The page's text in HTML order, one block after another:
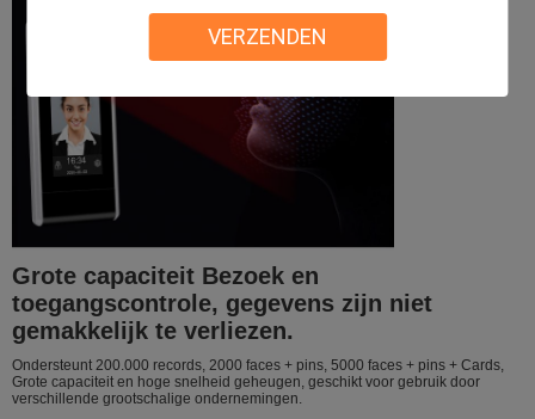
VERZENDEN
Grote capaciteit Bezoek en
toegangscontrole, gegevens zijn niet
gemakkelijk te verliezen.
Ondersteunt 200.000 records, 2000 faces + pins, 5000 faces + pins + Cards,
Grote capaciteit en hoge snelheid geheugen, geschikt voor gebruik door
verschillende grootschalige ondernemingen.